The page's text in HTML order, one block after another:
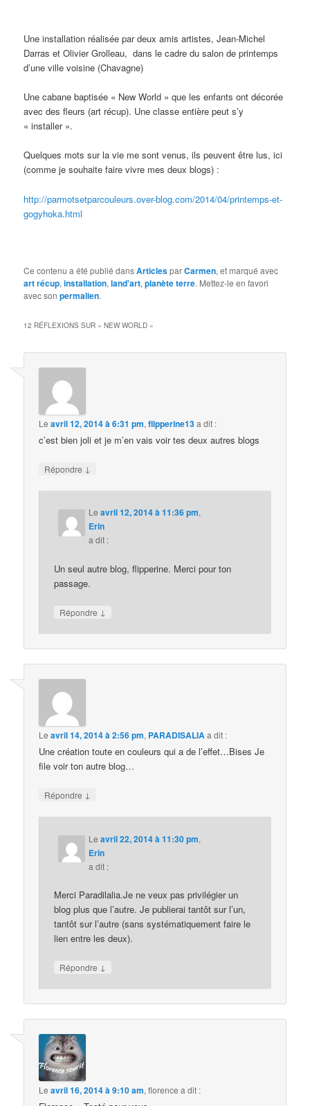
Une installation réalisée par deux amis artistes, Jean-Michel
Darras et Olivier Grolleau, dans le cadre du salon de printemps
d’une ville voisine (Chavagne)
Une cabane baptisée « New World » que les enfants ont décorée
avec des fleurs (art récup). Une classe entière peut s’y
« installer ».
Quelques mots sur la vie me sont venus, ils peuvent être lus, ici
(comme je souhaite faire vivre mes deux blogs) :
http://parmotsetparcouleurs.over-blog.com/2014/04/printemps-et-
gogyhoka.html
Ce contenu a été publié dansArticlesparCarmen, et marqué avec
art récup,installation,land'art,planète terre. Mettez-le en favori
avec sonpermalien.
12 RÉFLEXIONS SUR «NEW WORLD »
Leavril 12, 2014 à 6:31 pm,flipperine13a dit :
c’est bien joli et je m’en vais voir tes deux autres blogs
Répondre ↓
Leavril 12, 2014 à 11:36 pm,
Erin
a dit :
Un seul autre blog, flipperine. Merci pour ton
passage.
Répondre ↓
Leavril 14, 2014 à 2:56 pm, PARADISALIAa dit :
Une création toute en couleurs qui a de l’effet…Bises Je
file voir ton autre blog…
Répondre ↓
Leavril 22, 2014 à 11:30 pm,
Erin
a dit :
Merci Paradilalia.Je ne veux pas privilégier un
blog plus que l’autre. Je publierai tantôt sur l’un,
tantôt sur l’autre (sans systématiquement faire le
lien entre les deux).
Répondre ↓
Leavril 16, 2014 à 9:10 am,florence a dit :